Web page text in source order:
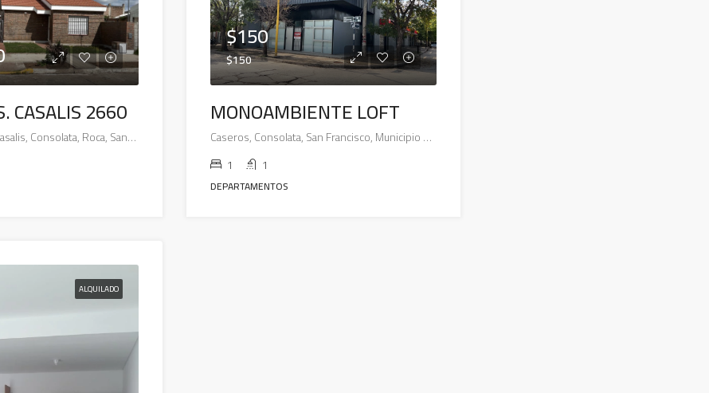
CASALIS 2660
2660, Hermanos Casalis, Consolata, Roca, San Francisco, Municipio de San Francisco, Pedanía Juárez Celman, Departamento San Justo, Córdoba, X2400, Argentina
$150
$150
MONOAMBIENTE LOFT
Caseros, Consolata, San Francisco, Municipio de San Francisco, Pedanía Juárez Celman, Departamento San Justo, Córdoba, X2400, Argentina
1
1
DEPARTAMENTOS
ALQUILADO